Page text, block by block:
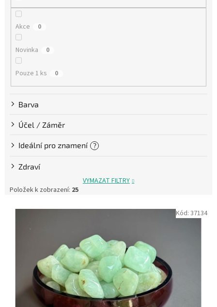
Akce 0
Novinka 0
Pouze 1 ks 0
Barva
Účel / Záměr
Ideální pro znamení ?
Zdraví
VYMAZAT FILTRY
Položek k zobrazení: 25
Kód: 37134